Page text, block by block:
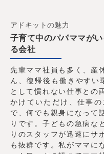
アドキットの魅力
子育て中のパパママが
る会社
先輩ママ社員も多く、産
ん、復帰後も働きやすい
として慣れない仕事との
かけていただけ、仕事
で、何でも親身になって
りです。子どもの急病な
りのスタッフが迅速にサ
も抜群です。私がママに